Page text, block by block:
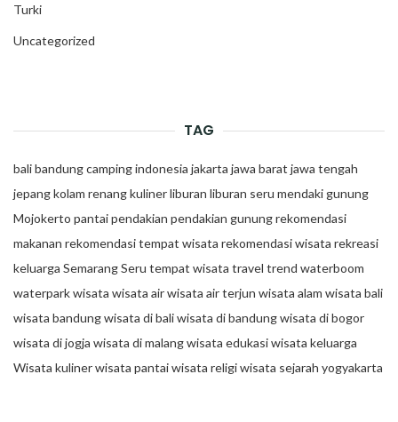
Turki
Uncategorized
TAG
balibandungcampingindonesia jakarta jawa barat jawa tengah
jepangkolam renangkulinerliburan liburan seru mendaki gunung
Mojokerto pantaipendakian pendakian gunungrekomendasi
makanan rekomendasi tempat wisata rekomendasi wisata rekreasi
keluarga SemarangSeru tempat wisata travel trend waterboom
waterparkwisata wisata airwisata air terjun wisata alam wisata bali
wisata bandungwisata di baliwisata di bandungwisata di bogor
wisata di jogja wisata di malangwisata edukasiwisata keluarga
Wisata kulinerwisata pantaiwisata religiwisata sejarah yogyakarta